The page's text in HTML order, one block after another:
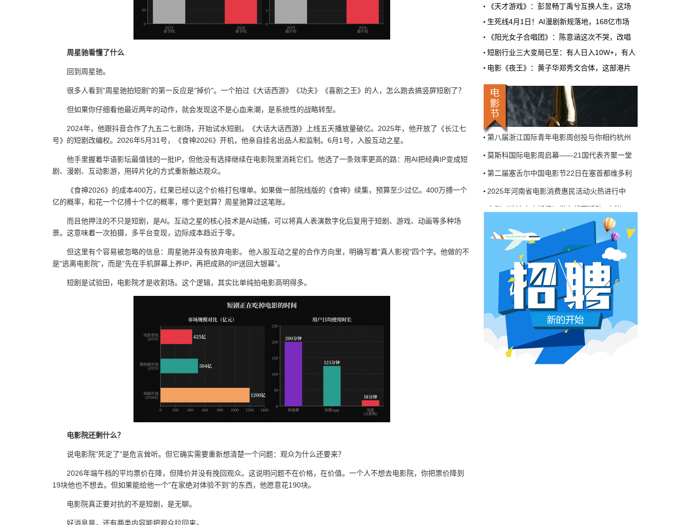
周星驰看懂了什么
回到周星驰。
很多人看到"周星驰拍短剧"的第一反应是"掉价"。一个拍过《大话西游》《功夫》《喜剧之王》的人，怎么跑去搞竖屏短剧了？
但如果你仔细看他最近两年的动作，就会发现这不是心血来潮，是系统性的战略转型。
2024年，他跟抖音合作了九五二七剧场，开始试水短剧。《大话大话西游》上线五天播放量破亿。2025年，他开放了《长江七
号》的短剧改编权。2026年5月31号，《食神2026》开机，他亲自挂名出品人和监制。6月1号，入股互动之星。
他手里握着华语影坛最值钱的一批IP，但他没有选择继续在电影院里消耗它们。他选了一条效率更高的路：用AI把经典IP变成短
剧、漫剧、互动影游，用碎片化的方式重新触达观众。
《食神2026》的成本400万，红果已经以这个价格打包埋单。如果做一部院线版的《食神》续集，预算至少过亿。400万搏一个
亿的概率，和花一个亿搏十个亿的概率，哪个更划算？周星驰算过这笔账。
而且他押注的不只是短剧，是AI。互动之星的核心技术是AI动捕，可以将真人表演数字化后复用于短剧、游戏、动画等多种场
景。这意味着一次拍摄，多平台变现，边际成本趋近于零。
但这里有个容易被忽略的信息：周星驰并没有放弃电影。 他入股互动之星的合作方向里，明确写着"真人影视"四个字。他做的不
是"逃离电影院"，而是"先在手机屏幕上养IP，再把成熟的IP送回大银幕"。
短剧是试验田，电影院才是收割场。这个逻辑，其实比单纯拍电影高明得多。
电影院还剩什么？
说电影院"死定了"是危言耸听。但它确实需要重新想清楚一个问题：观众为什么还要来？
2026年端午档的平均票价在降，但降价并没有挽回观众。这说明问题不在价格，在价值。一个人不想去电影院，你把票价降到
19块他也不想去。但如果能给他一个"在家绝对体验不到"的东西，他愿意花190块。
电影院真正要对抗的不是短剧，是无聊。
好消息是，还有两类内容能把观众拉回来。
制作，成本400万。预计9月上线。
6月28日 9:25:00
短剧从业者在评论区集体破防。有人说"今年开
机率比去年腰斩"，有人说"演员片酬从日薪800
三天的东西，AI一天出八集，还比你好看…
本网原创
6月27日 10:01:00
9万块银幕，全年只卖400亿：电影院的
钱去哪了？
近80部中外影片，革命历史、喜剧、科幻、动
《玩具总动员5》、谢苗的《火遮眼》，该有的
牌都亮出来了。
6月27日 10:01:00
7万部AI短剧一夜下架，广电总局这次是
动真格的
6月24日，广电总局官网挂出了一份文件。没
有发布会，没有吹风会。就这么安安静静地，
把《微短剧发展管理办法（征求意见稿）》摆
到了所有人面前。
6月26日 10:03:00
影视行业冷透了：167个人抢一个活，
顶流演员台上求工作
董子健领奖的时候说："我还是演员董子健，有
合适的角色可以找我，档期很空。"刘昊然在台
《天才游戏》：彭昱畅丁禹兮互换人生，这场
生死线4月1日！AI漫剧新规落地，168亿市场
《阳光女子合唱团》：陈意涵这次不哭，改唱
短剧行业三大变局已至：有人日入10W+，有人
电影《夜王》：黄子华郑秀文合体，这部港片
首届卡塔尔“中国电影节”在多哈Katara文化
2025斯里兰卡“中国电影节”在科伦坡的国家
第八届浙江国际青年电影周创投与你相约杭州
莫斯科国际电影周启幕——21国代表齐聚一堂
第二届塞舌尔中国电影节22日在塞首都维多利
2025年河南省电影消费惠民活动火热进行中
电影《浪浪山小妖怪》举办线下活动 “小猪
首届卡塔尔“中国电影节”在多哈Katara文化
2025斯里兰卡“中国电影节”在科伦坡的国家
第八届浙江国际青年电影周创投与你相约杭州
莫斯科国际电影周启幕——21国代表齐聚一堂
第二届塞舌尔中国电影节22日在塞首都维多利
2025年河南省电影消费惠民活动火热进行中
电影《浪浪山小妖怪》举办线下活动 “小猪